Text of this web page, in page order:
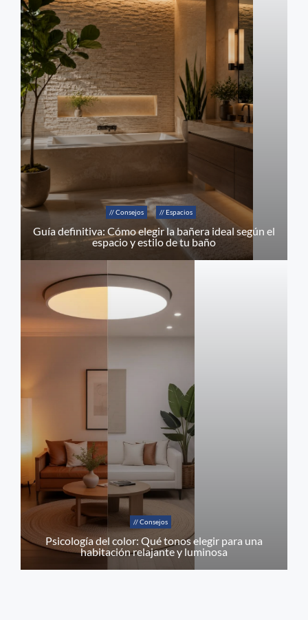
// Consejos // Espacios
Guía definitiva: Cómo elegir la bañera ideal según el
espacio y estilo de tu baño
// Consejos
Psicología del color: Qué tonos elegir para una
habitación relajante y luminosa